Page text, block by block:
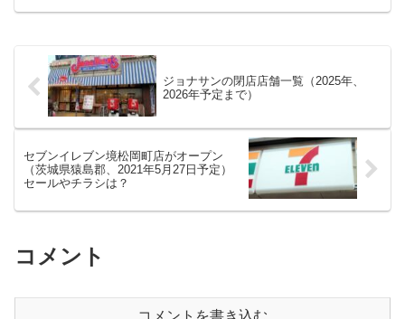
ジョナサンの閉店店舗一覧（2025年、
2026年予定まで）
セブンイレブン境松岡町店がオープン
（茨城県猿島郡、2021年5月27日予定）
セールやチラシは？
コメント
コメントを書き込む